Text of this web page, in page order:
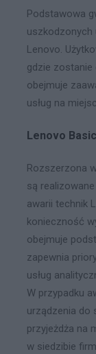
Podstawowa
uszkodzonych
Lenovo.
gdzie zostanie
obejmuje
usług na
Lenovo
Rozszerzona
są
awarii technik
konieczność
obejmuje
zapewnia
usług
W przypadku
urządzenia do
przyjeżdża na
w siedzibie